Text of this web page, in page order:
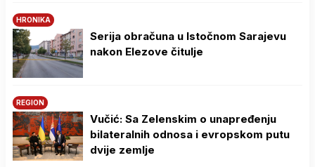
HRONIKA
Serija obračuna u Istočnom Sarajevu
nakon Elezove čitulje
REGION
Vučić: Sa Zelenskim o unapređenju
bilateralnih odnosa i evropskom putu
dvije zemlje